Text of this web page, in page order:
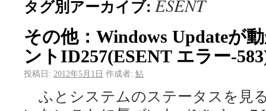
タグ別アーカイブ: ESENT
その他：Windows Updateが
ントID257(ESENT エラー-
投稿日: 2012年5月1日 作成者: 鮎
ふとシステムのステータスを見